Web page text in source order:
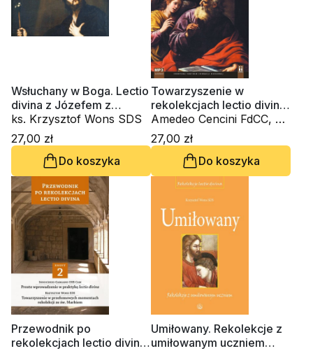
Wsłuchany w Boga. Lectio
divina z Józefem z
Nazaretu (CD-audiobook)
ks. Krzysztof Wons SDS
27,00 zł
Do koszyka
Towarzyszenie w
rekolekcjach lectio divina.
Etap drugi. Ewangelia wg
św. Mateusza CD-MP3-
audiobok)
Amedeo Cencini FdCC, ks.
Krzysztof Wons SDS
27,00 zł
Do koszyka
Przewodnik po
rekolekcjach lectio divina.
Umiłowany. Rekolekcje z
umiłowanym uczniem